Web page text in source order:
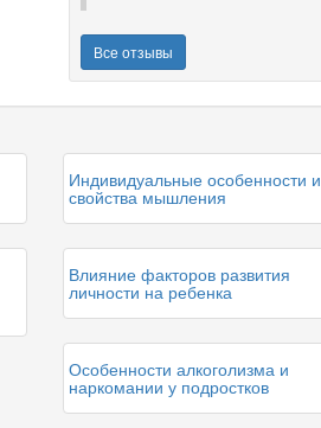
Все отзывы
Индивидуальные особенности и
свойства мышления
Влияние факторов развития
личности на ребенка
Особенности алкоголизма и
наркомании у подростков